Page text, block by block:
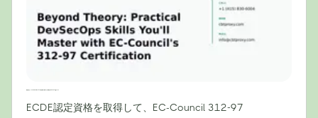
ECDE認定資格を取得して、EC-Council 312-97